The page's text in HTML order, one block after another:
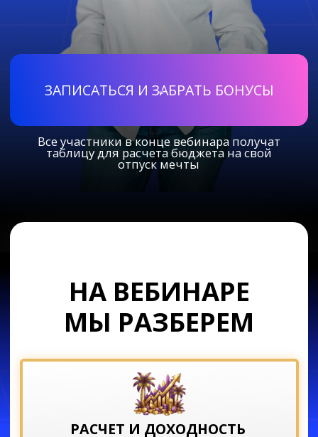
НА ВЕБИНАРЕ
РИСКИ И ОШИБКИ НОВИЧКОВ
Как избежать слива депозита и
инструменты для дохода от 22%